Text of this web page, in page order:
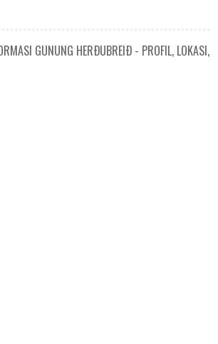
GUNUNG HERÐUBREIÐ - PROFIL, LOKASI,